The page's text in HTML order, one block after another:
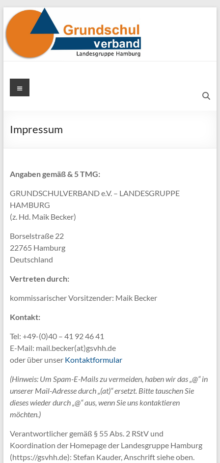
Zum
Inhalt
springen
Grundschulverband
Menü
Impressum
Angaben gemäß & 5 TMG:
GRUNDSCHULVERBAND e.V. – LANDESGRUPPE
HAMBURG
(z. Hd. Maik Becker)
Borselstraße 22
22765 Hamburg
Deutschland
Vertreten durch:
kommissarischer Vorsitzender: Maik Becker
Kontakt:
Tel: +49-(0)40 – 41 92 46 41
E-Mail: mail.becker(at)gsvhh.de
oder über unser Kontaktformular
(Hinweis: Um Spam-E-Mails zu vermeiden, haben wir das „@“ in
unserer Mail-Adresse durch „(at)“ ersetzt. Bitte tauschen Sie
dieses wieder durch „@“ aus, wenn Sie uns kontaktieren
möchten.)
Verantwortlicher gemäß § 55 Abs. 2 RStV und
Koordination der Homepage der Landesgruppe Hamburg
(https://gsvhh.de): Stefan Kauder, Anschrift siehe oben.